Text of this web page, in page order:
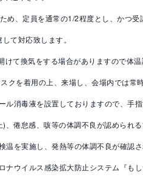
員を通常の1/2程度とし、かつ受講
応致します。
をする場合がありますので体温調
用の上、来場し、会場内では常時
液を設置しておりますので、手指
、咳等の体調不良が認められる方
施し、発熱等の体調不良が確認さ
ルス感染拡大防止システム『もし